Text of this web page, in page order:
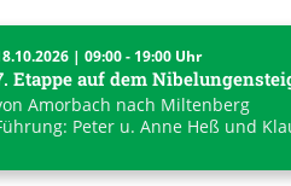
| 09:00 - 19:00 Uhr
Etappe auf dem
Amorbach nach Miltenberg
Peter u. Anne Heß und